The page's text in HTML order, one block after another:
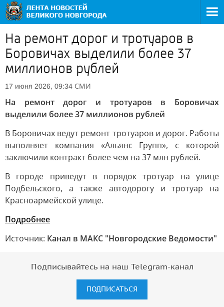
На ремонт дорог и тротуаров в
Боровичах выделили более 37
миллионов рублей
17 июня 2026, 09:34 СМИ
На ремонт дорог и тротуаров в Боровичах
выделили более 37 миллионов рублей
В Боровичах ведут ремонт тротуаров и дорог. Работы
выполняет компания «Альянс Групп», с которой
заключили контракт более чем на 37 млн рублей.
В городе приведут в порядок тротуар на улице
Подбельского, а также автодорогу и тротуар на
Красноармейской улице.
Подробнее
Источник: Канал в МАКС "Новгородские Ведомости"
Подписывайтесь на наш Telegram-канал
ПОДПИСАТЬСЯ